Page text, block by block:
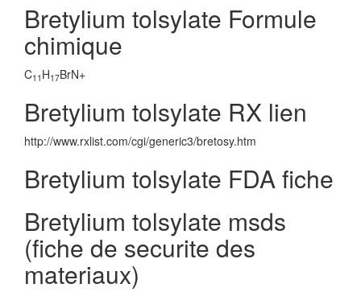
Bretylium tolsylate Formule
chimique
C11 H17BrN+
Bretylium tolsylate RX lien
http://www.rxlist.com/cgi/generic3/bretosy.htm
Bretylium tolsylate FDA fiche
Bretylium tolsylate msds
(fiche de securite des
materiaux)